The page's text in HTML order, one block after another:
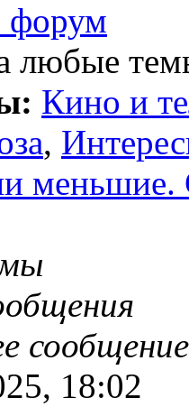
форум
любые
Кино и
,
меньшие.
сообщение
18:02